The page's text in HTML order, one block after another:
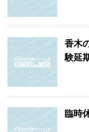
香木
験延
臨時